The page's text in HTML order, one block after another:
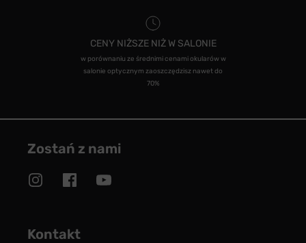
CENY NIŻSZE NIŻ W SALONIE
w porównaniu ze średnimi cenami okularów w
salonie optycznym zaoszczędzisz nawet do
70%
Zostań z nami
Kontakt